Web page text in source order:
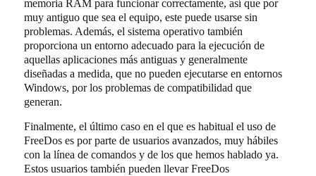
memoria RAM para funcionar correctamente, así que por
muy antiguo que sea el equipo, este puede usarse sin
problemas. Además, el sistema operativo también
proporciona un entorno adecuado para la ejecución de
aquellas aplicaciones más antiguas y generalmente
diseñadas a medida, que no pueden ejecutarse en entornos
Windows, por los problemas de compatibilidad que
generan.
Finalmente, el último caso en el que es habitual el uso de
FreeDos es por parte de usuarios avanzados, muy hábiles
con la línea de comandos y de los que hemos hablado ya.
Estos usuarios también pueden llevar FreeDos